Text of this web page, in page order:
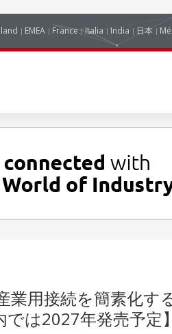
EMEA France Italia India 日本
業用接続を簡素化す
は2027年発売予定】